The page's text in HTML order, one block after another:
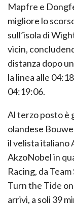
Mapfre e
migliore lo
sull’isola di
vicin,
distanza dopo
la linea alle
04:19:06.
Al terzo posto è
olandese
il velista italiano
AkzoNobel in
Racing, da
Turn the Tide
arrivi, a soli 39